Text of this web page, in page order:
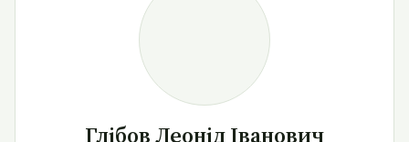
Глібов Леонід Іванович